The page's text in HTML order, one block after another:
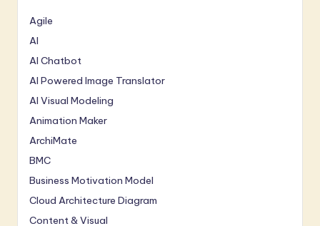
Agile
AI
AI Chatbot
AI Powered Image Translator
AI Visual Modeling
Animation Maker
ArchiMate
BMC
Business Motivation Model
Cloud Architecture Diagram
Content & Visual